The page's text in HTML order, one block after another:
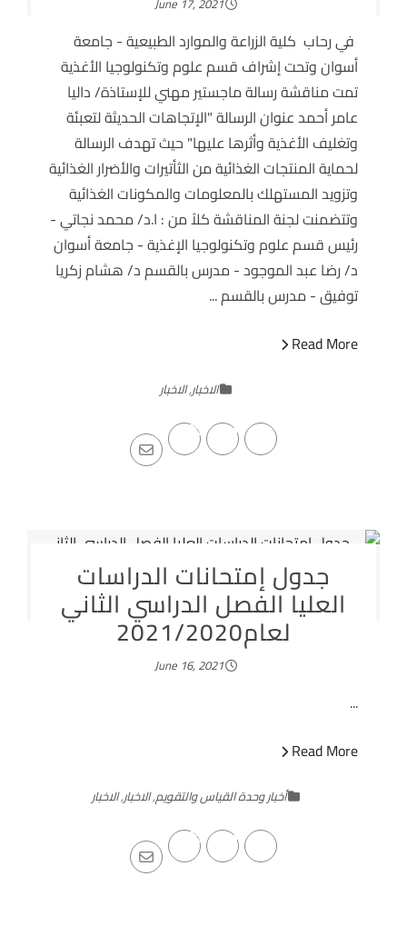
في رحاب كلية الزراعة والموارد الطبيعية - جامعة
أسوان وتحت إشراف قسم علوم وتكنولوجيا الأغذية
تمت مناقشة رسالة ماجستير مهني للإستاذة/ داليا
عامر أحمد عنوان الرسالة "الإتجاهات الحديثة لتعبئة
وتغليف الأغذية وأثرها عليها" حيث تهدف الرسالة
لحماية المنتجات الغذائية من الثأتيرات والأضرار الغذائية
وتزويد المستهلك بالمعلومات والمكونات الغذائية
وتتضمنت لجنة المناقشة كلاً من : ا.د/ محمد نجاتي -
رئيس قسم علوم وتكنولوجيا الإغذية - جامعة أسوان
د/ رضا عبد الموجود - مدرس بالقسم د/ هشام زكريا
توفيق - مدرس بالقسم ...
Read More
الاخبار,الاخبار
جدول إمتحانات الدراسات
العليا الفصل الدراسي الثاني
لعام2021/2020
June 16, 2021
...
Read More
أخبار وحدة القياس والتقويم,الاخبار,الاخبار